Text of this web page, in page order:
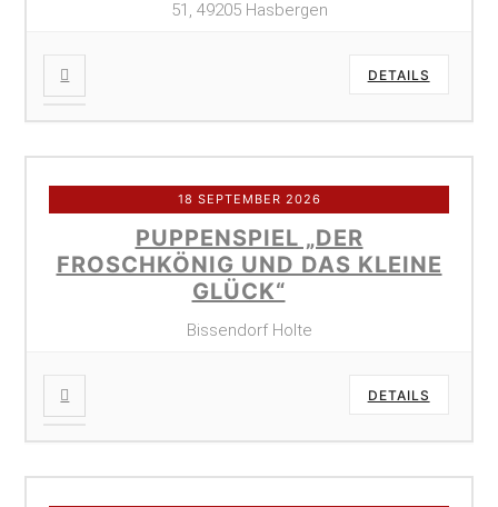
51, 49205 Hasbergen
DETAILS
18 SEPTEMBER 2026
PUPPENSPIEL „DER
FROSCHKÖNIG UND DAS KLEINE
GLÜCK“
Bissendorf Holte
DETAILS